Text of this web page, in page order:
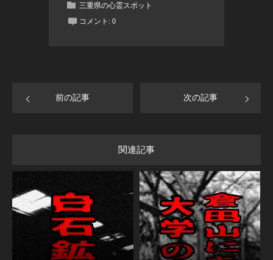
三重県の心霊スポット
コメント: 0
前の記事 次の記事
関連記事